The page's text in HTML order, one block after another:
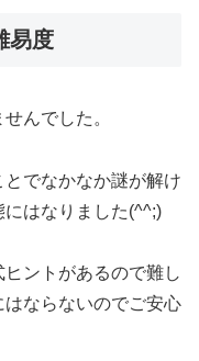
易度
んでした。
でなかなか謎が解け
はなりました(^^;)
ントがあるので難し
はならないのでご安心